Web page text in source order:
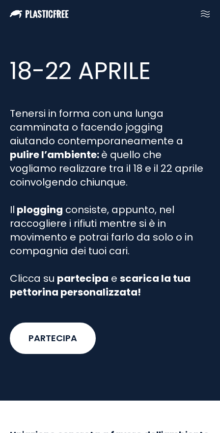
18-22 APRILE
Tenersi in forma con una lunga
camminata o facendo jogging
aiutando contemporaneamente a
pulire l’ambiente:è quello che
vogliamo realizzare tra il 18 e il 22 aprile
coinvolgendo chiunque.
Il plogging consiste, appunto, nel
raccogliere i rifiuti mentre si è in
movimento e potrai farlo da solo o in
compagnia dei tuoi cari.
Clicca su partecipa e scarica la tua
pettorina personalizzata!
PARTECIPA